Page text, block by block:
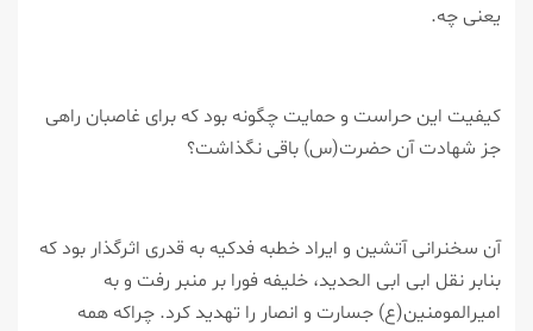
یعنی چه.
كیفیت این حراست و حمایت چگونه بود كه برای غاصبان راهی
جز شهادت آن حضرت(س) باقی نگذاشت؟
آن سخنرانی آتشین و ایراد خطبه فدكیه به قدری اثرگذار بود كه
بنابر نقل ابی ابی الحدید، خلیفه فورا بر منبر رفت و به
امیرالمومنین(ع) جسارت و انصار را تهدید كرد. چراكه همه